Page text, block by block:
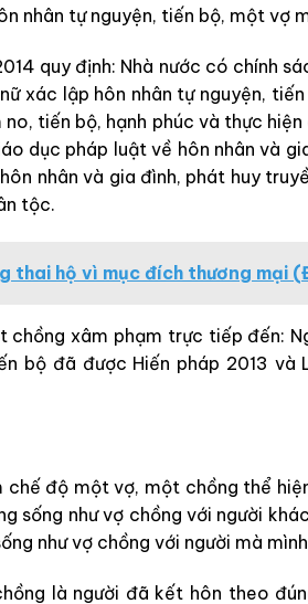
nhân tự nguyện, tiến bộ, một vợ
quy định: Nhà nước có chính
xác lập hôn nhân tự nguyện,
tiến bộ, hạnh phúc và thực
dục pháp luật về hôn nhân và
nhân và gia đình, phát huy
tộc.
thai hộ vì mục đích thương mại
chồng xâm phạm trực tiếp đến:
bộ đã được Hiến pháp 2013 và
độ một vợ, một chồng thể
sống như vợ chồng với người
như vợ chồng với người mà
là người đã kết hôn theo